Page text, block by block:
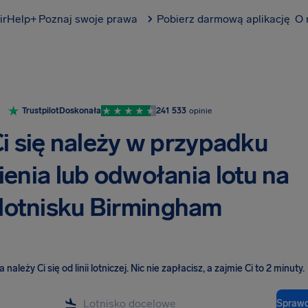
Poznaj swoje prawa Pobierz darmową aplikację O
TrustpilotDoskonała 241 533 opinie
się należy w przypadku
lub odwołania lotu na
Birmingham
należy Ci się od linii lotniczej. Nic nie zapłacisz, a zajmie Ci to 2 minuty.